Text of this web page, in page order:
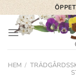
Skip
to
content
HEM /